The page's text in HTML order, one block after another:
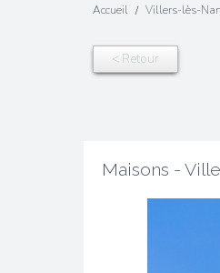
Accueil Villers-lès-
< Retour
Maisons -